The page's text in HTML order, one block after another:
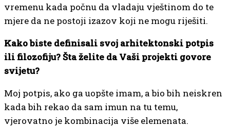
vremenu kada počnu da vladaju vještinom do te
mjere da ne postoji izazov koji ne mogu riješiti.
Kako biste definisali svoj arhitektonski potpis
ili filozofiju? Šta želite da Vaši projekti govore
svijetu?
Moj potpis, ako ga uopšte imam, a bio bih neiskren
kada bih rekao da sam imun na tu temu,
vjerovatno je kombinacija više elemenata.